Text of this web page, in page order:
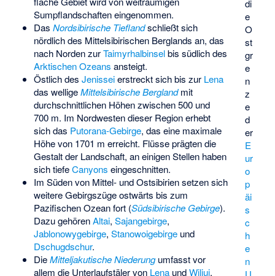
di
e
O
st
gr
e
n
z
e
d
er
E
ur
o
p
äi
s
c
h
e
n
Sumpflandschaften eingenommen.
Das Nordsibirische Tieflandschließt sich
nördlich des Mittelsibirischen Berglands an, das
nach Norden zurTaimyrhalbinselbis südlich des
Arktischen Ozeans ansteigt.
Östlich des Jenisseierstreckt sich bis zur Lena
das welligeMittelsibirische Berglandmit
durchschnittlichen Höhen zwischen 500 und
700 m. Im Nordwesten dieser Region erhebt
sich das Putorana-Gebirge, das eine maximale
Höhe von 1701 m erreicht. Flüsse prägten die
Gestalt der Landschaft, an einigen Stellen haben
sich tiefeCanyons eingeschnitten.
Im Süden von Mittel- und Ostsibirien setzen sich
weitere Gebirgszüge ostwärts bis zum
Pazifischen Ozean fort (Südsibirische Gebirge).
Dazu gehörenAltai, Sajangebirge,
Jablonowygebirge, Stanowoigebirgeund
Dschugdschur.
DieMitteljakutische Niederungumfasst vor
allem die Unterlaufstäler von LenaundWiljui,